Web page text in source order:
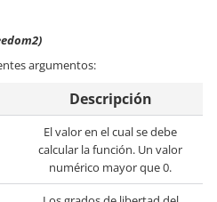
argumentos:
Descripción
El valor en el cual se debe
calcular la función. Un valor
numérico mayor que 0.